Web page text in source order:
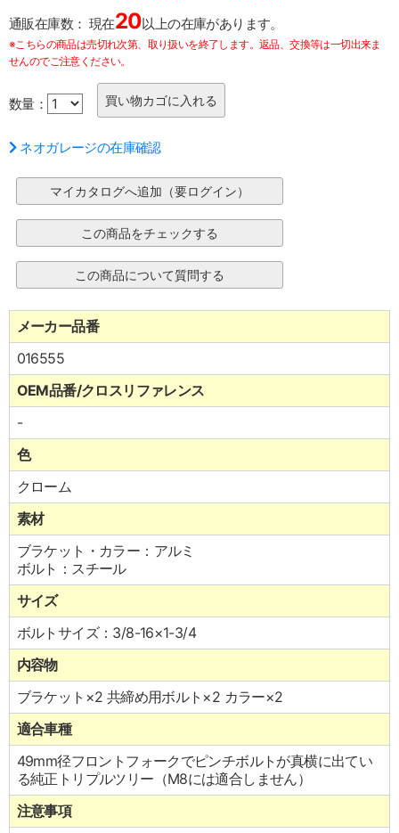
通販在庫数： 現在20以上の在庫があります。
※こちらの商品は売切れ次第、取り扱いを終了します。返品、交換等は一切出来ま
せんのでご注意ください。
数量：
ネオガレージの在庫確認
メーカー品番
016555
OEM品番/クロスリファレンス
-
色
クローム
素材
ブラケット・カラー：アルミ
ボルト：スチール
サイズ
ボルトサイズ：3/8-16×1-3/4
内容物
ブラケット×2 共締め用ボルト×2 カラー×2
適合車種
49mm径フロントフォークでピンチボルトが真横に出てい
る純正トリプルツリー（M8には適合しません）
注意事項